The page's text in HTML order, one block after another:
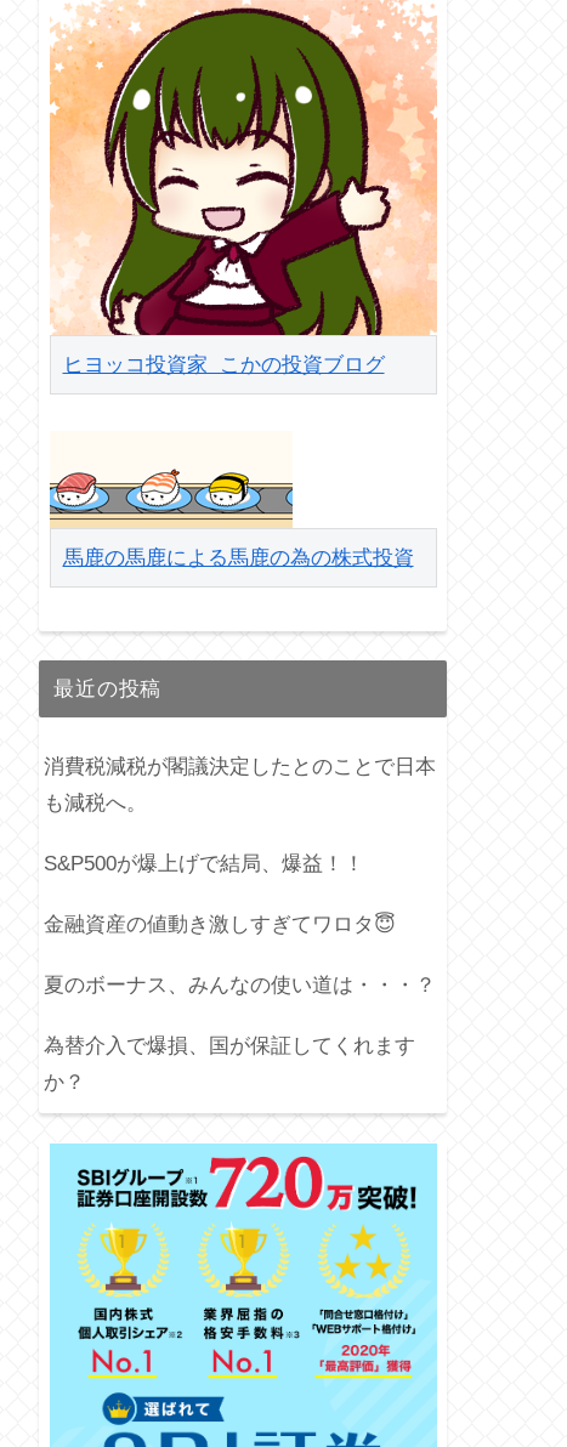
ヒヨッコ投資家 こかの投資ブログ
馬鹿の馬鹿による馬鹿の為の株式投資
最近の投稿
消費税減税が閣議決定したとのことで日本
も減税へ。
S&P500が爆上げで結局、爆益！！
金融資産の値動き激しすぎてワロタ😇
夏のボーナス、みんなの使い道は・・・？
為替介入で爆損、国が保証してくれます
か？